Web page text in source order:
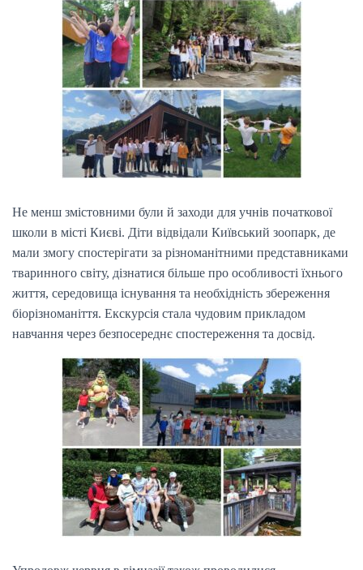
Не менш змістовними були й заходи для учнів початкової
школи в місті Києві. Діти відвідали Київський зоопарк, де
мали змогу спостерігати за різноманітними представниками
тваринного світу, дізнатися більше про особливості їхнього
життя, середовища існування та необхідність збереження
біорізноманіття. Екскурсія стала чудовим прикладом
навчання через безпосереднє спостереження та досвід.